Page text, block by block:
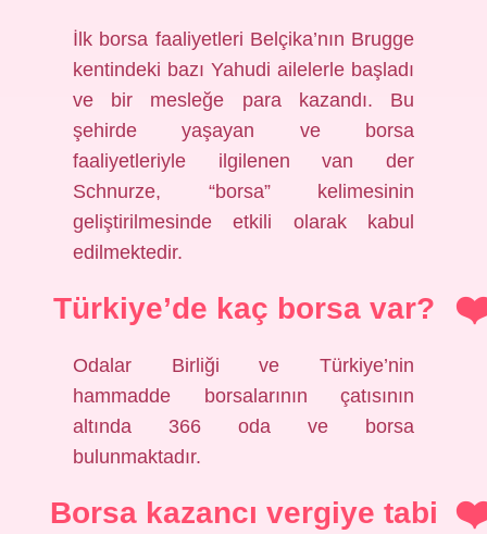
İlk borsa faaliyetleri Belçika’nın Brugge
kentindeki bazı Yahudi ailelerle başladı
ve bir mesleğe para kazandı. Bu
şehirde yaşayan ve borsa
faaliyetleriyle ilgilenen van der
Schnurze, “borsa” kelimesinin
geliştirilmesinde etkili olarak kabul
edilmektedir.
Türkiye’de kaç borsa var?
Odalar Birliği ve Türkiye’nin
hammadde borsalarının çatısının
altında 366 oda ve borsa
bulunmaktadır.
Borsa kazancı vergiye tabi